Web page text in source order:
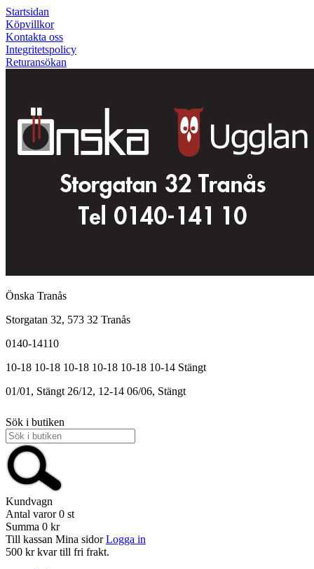
Startsidan
Köpvillkor
Kontakta oss
Integritetspolicy
Returansökan
Önska Tranås
Storgatan 32, 573 32 Tranås
0140-14110
10-18 10-18 10-18 10-18 10-18 10-14 Stängt
01/01, Stängt 26/12, 12-14 06/06, Stängt
Sök i butiken
Kundvagn
Antal varor 0 st
Summa 0 kr
Till kassan Mina sidor Logga in
500 kr kvar till fri frakt.